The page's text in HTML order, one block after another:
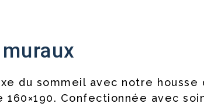
du sommeil avec notre housse
Confectionnée avec